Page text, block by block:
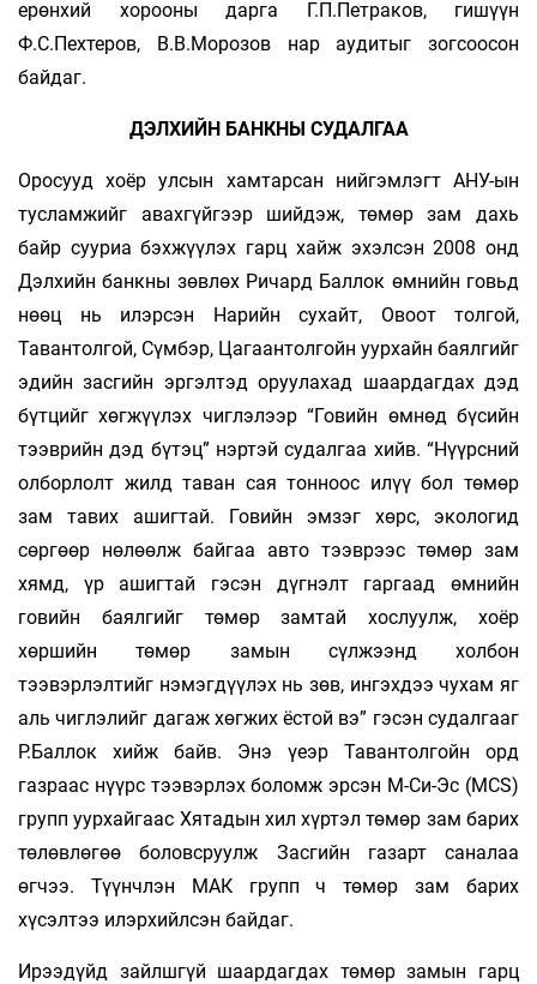
ерөнхий хорооны дарга Г.П.Петраков, гишүүн
Ф.С.Пехтеров, В.В.Морозов нар аудитыг зогсоосон
байдаг.
ДЭЛХИЙН БАНКНЫ СУДАЛГАА
Оросууд хоёр улсын хамтарсан нийгэмлэгт АНУ-ын
тусламжийг авахгүйгээр шийдэж, төмөр зам дахь
байр сууриа бэхжүүлэх гарц хайж эхэлсэн 2008 онд
Дэлхийн банкны зөвлөх Ричард Баллок өмнийн говьд
нөөц нь илэрсэн Нарийн сухайт, Овоот толгой,
Тавантолгой, Сүмбэр, Цагаантолгойн уурхайн баялгийг
эдийн засгийн эргэлтэд оруулахад шаардагдах дэд
бүтцийг хөгжүүлэх чиглэлээр “Говийн өмнөд бүсийн
тээврийн дэд бүтэц” нэртэй судалгаа хийв. “Нүүрсний
олборлолт жилд таван сая тонноос илүү бол төмөр
зам тавих ашигтай. Говийн эмзэг хөрс, экологид
сөргөөр нөлөөлж байгаа авто тээврээс төмөр зам
хямд, үр ашигтай гэсэн дүгнэлт гаргаад өмнийн
говийн баялгийг төмөр замтай хослуулж, хоёр
хөршийн төмөр замын сүлжээнд холбон
тээвэрлэлтийг нэмэгдүүлэх нь зөв, ингэхдээ чухам яг
аль чиглэлийг дагаж хөгжих ёстой вэ” гэсэн судалгааг
Р.Баллок хийж байв. Энэ үеэр Тавантолгойн орд
газраас нүүрс тээвэрлэх боломж эрсэн М-Си-Эс (MCS)
групп уурхайгаас Хятадын хил хүртэл төмөр зам барих
төлөвлөгөө боловсруулж Засгийн газарт саналаа
өгчээ. Түүнчлэн МАК групп ч төмөр зам барих
хүсэлтээ илэрхийлсэн байдаг.
Ирээдүйд зайлшгүй шаардагдах төмөр замын гарц